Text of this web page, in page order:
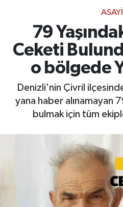
79
Ceketi
o bölgede
Denizli'nin Çivril
yana haber alınamayan
bulmak için tüm
Tüm Manşetler
Son Dakika Haberleri
Haber Arşivi